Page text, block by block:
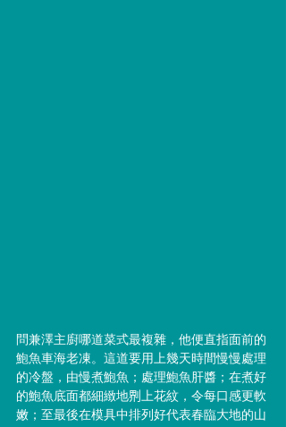
問兼澤主廚哪道菜式最複雜，他便直指面前的
鮑魚車海老凍。這道要用上幾天時間慢慢處理
的冷盤，由慢煮鮑魚；處理鮑魚肝醬；在煮好
的鮑魚底面都細緻地𠝹上花紋，令每口感更軟
嫩；至最後在模具中排列好代表春臨大地的山